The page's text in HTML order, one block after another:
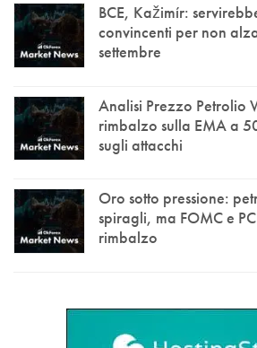
BCE, Kažimír:
convincenti per non
settembre
Analisi Prezzo Petrolio
rimbalzo sulla EMA a
sugli attacchi
Oro sotto pressione:
spiragli, ma FOMC e
rimbalzo